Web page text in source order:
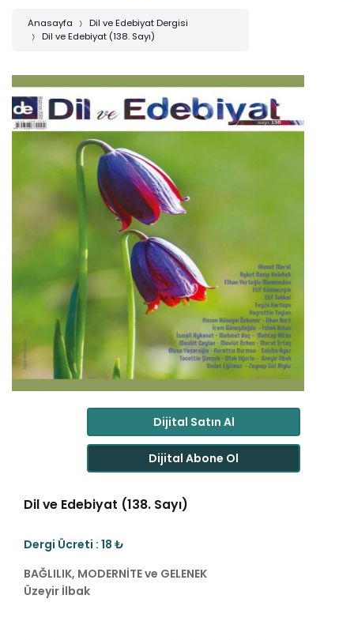
Anasayfa
Dil ve Edebiyat Dergisi
Dil ve Edebiyat (138. Sayı)
Dijital Satın Al
Dijital Abone Ol
Dil ve Edebiyat (138. Sayı)
Dergi Ücreti : 18 ₺
BAĞLILIK, MODERNİTE ve GELENEK
Üzeyir İlbak